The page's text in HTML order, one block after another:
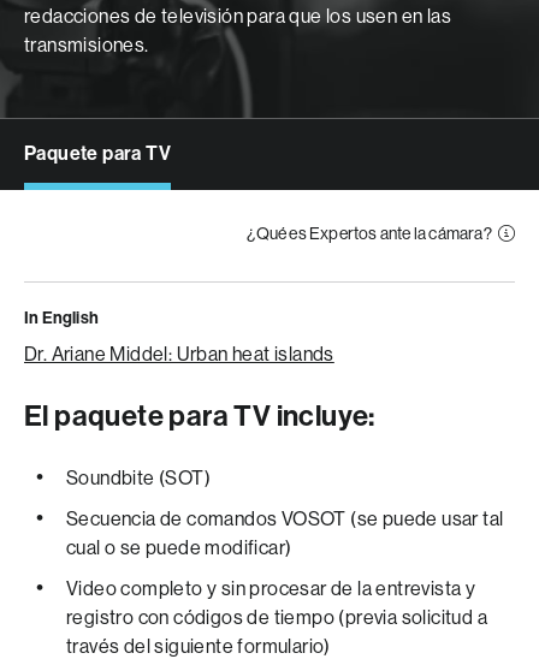
redacciones de televisión para que los usen en las
transmisiones.
Paquete para TV
¿Qué es Expertos ante la cámara?
In English
Dr. Ariane Middel: Urban heat islands
El paquete para TV incluye:
Soundbite (SOT)
Secuencia de comandos VOSOT (se puede usar tal
cual o se puede modificar)
Video completo y sin procesar de la entrevista y
registro con códigos de tiempo (previa solicitud a
través del siguiente formulario)